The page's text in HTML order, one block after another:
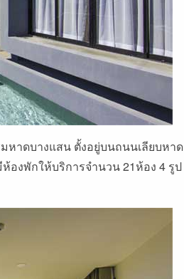
หาดบางแสน ตั้งอยู่บนถนนเลียบหาด
องพักให้บริการจำนวน 21ห้อง 4 รูป